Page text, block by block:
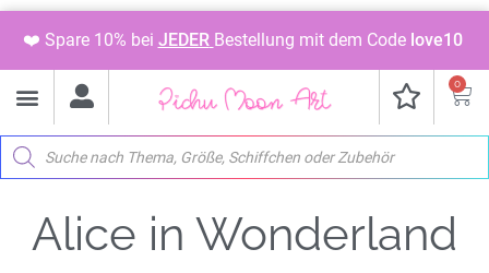
❤️ Spare 10% bei JEDER Bestellung mit dem Code love10
0
Alice in Wonderland